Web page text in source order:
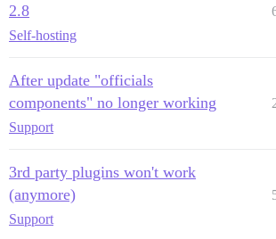
2.8
Self-hosting
After update "officials
components" no longer working
Support
3rd party plugins won't work
(anymore)
Support